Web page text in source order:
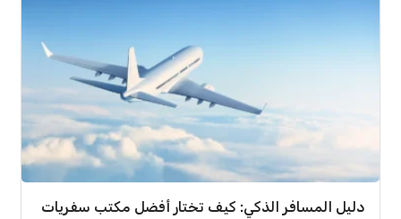
دليل المسافر الذكي: كيف تختار أفضل مكتب سفريات